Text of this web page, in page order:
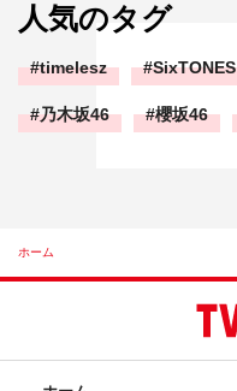
人気のタグ
timelesz SixTONES
乃木坂46 櫻坂46
ホーム